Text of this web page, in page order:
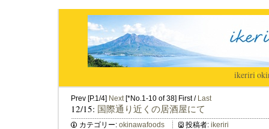
ikeriri|
Prev [P.1/4] Next[*No.1-10 of 38] First / Last
12/15: 国際通り近くの居酒屋にて
カテゴリー: okinawafoods 投稿者: ikeriri